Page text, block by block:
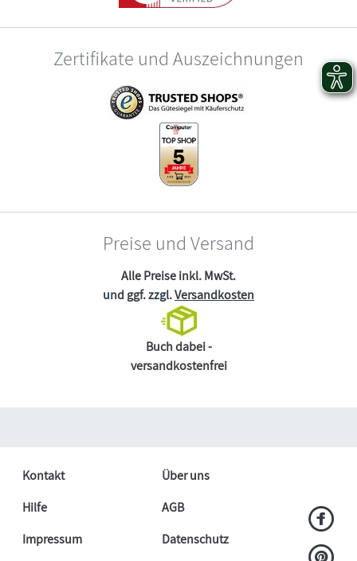
Zertifikate und Auszeichnungen
Preise und Versand
Alle Preise inkl. MwSt.
und ggf. zzgl.Versandkosten
Buch dabei -
versandkostenfrei
Kontakt
Über uns
Hilfe
AGB
Impressum
Datenschutz